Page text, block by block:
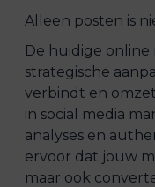
Alleen posten is
De huidige
strategische
verbindt en
in social media
analyses en
ervoor dat jouw
maar ook